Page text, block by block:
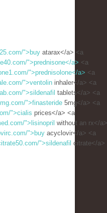
">buy atarax</a> <a
">prednisone</a> <a
">prednisolone</a> <a
">ventolin inhaler</a> <a
">sildenafil tablets</a> <a
">finasteride 5mg</a> <a
">cialis prices</a> <a
">lisinopril without an rx</a>
">buy acyclovir</a> <a
">sildenafil citrate</a>